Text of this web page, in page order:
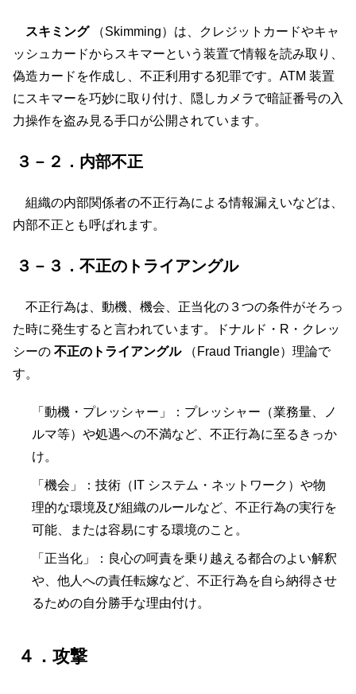
スキミング
（Skimming）は、クレジットカードやキャ
ッシュカードからスキマーという装置で情報を読み取り、
偽造カードを作成し、不正利用する犯罪です。ATM 装置
にスキマーを巧妙に取り付け、隠しカメラで暗証番号の入
力操作を盗み見る手口が公開されています。
３－２．内部不正
組織の内部関係者の不正行為による情報漏えいなどは、
内部不正とも呼ばれます。
３－３．不正のトライアングル
不正行為は、動機、機会、正当化の３つの条件がそろっ
た時に発生すると言われています。ドナルド・R・クレッ
シーの 不正のトライアングル
（Fraud Triangle）理論で
す。
「動機・プレッシャー」：プレッシャー（業務量、ノ
ルマ等）や処遇への不満など、不正行為に至るきっか
け。
「機会」：技術（IT システム・ネットワーク）や物
理的な環境及び組織のルールなど、不正行為の実行を
可能、または容易にする環境のこと。
「正当化」：良心の呵責を乗り越える都合のよい解釈
や、他人への責任転嫁など、不正行為を自ら納得させ
るための自分勝手な理由付け。
４．攻撃